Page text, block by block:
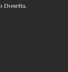
Donetta.